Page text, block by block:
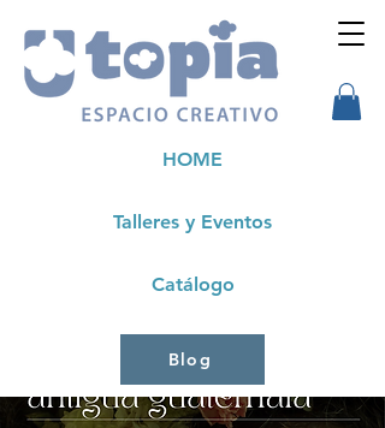
Talleres y Eventos
HOME
Catálogo
Blog